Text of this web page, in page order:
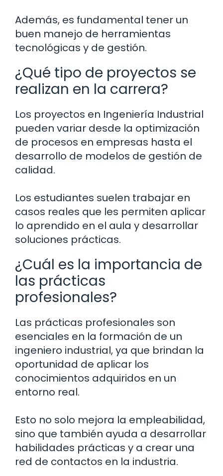
Además, es fundamental tener un
buen manejo de herramientas
tecnológicas y de gestión.
¿Qué tipo de proyectos se
realizan en la carrera?
Los proyectos en Ingeniería Industrial
pueden variar desde la optimización
de procesos en empresas hasta el
desarrollo de modelos de gestión de
calidad.
Los estudiantes suelen trabajar en
casos reales que les permiten aplicar
lo aprendido en el aula y desarrollar
soluciones prácticas.
¿Cuál es la importancia de
las prácticas
profesionales?
Las prácticas profesionales son
esenciales en la formación de un
ingeniero industrial, ya que brindan la
oportunidad de aplicar los
conocimientos adquiridos en un
entorno real.
Esto no solo mejora la empleabilidad,
sino que también ayuda a desarrollar
habilidades prácticas y a crear una
red de contactos en la industria.